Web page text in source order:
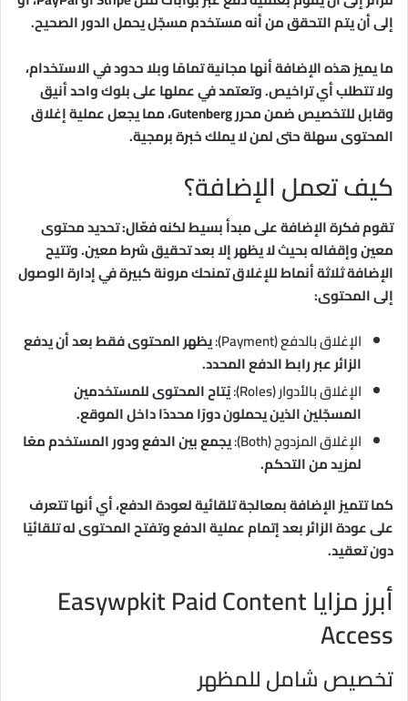
إلى أن يتم التحقق من أنه مستخدم مسجّل يحمل الدور الصحيح.
ما يميز هذه الإضافة أنها مجانية تمامًا وبلا حدود في الاستخدام،
ولا تتطلب أي تراخيص. وتعتمد في عملها على بلوك واحد أنيق
وقابل للتخصيص ضمن محرر Gutenberg، مما يجعل عملية إغلاق
المحتوى سهلة حتى لمن لا يملك خبرة برمجية.
كيف تعمل الإضافة؟
تقوم فكرة الإضافة على مبدأ بسيط لكنه فعّال: تحديد محتوى
معين وإقفاله بحيث لا يظهر إلا بعد تحقيق شرط معين. وتتيح
الإضافة ثلاثة أنماط للإغلاق تمنحك مرونة كبيرة في إدارة الوصول
إلى المحتوى:
الإغلاق بالدفع (Payment):
يظهر المحتوى فقط بعد أن يدفع
الزائر عبر رابط الدفع المحدد.
الإغلاق بالأدوار (Roles):
يُتاح المحتوى للمستخدمين
المسجّلين الذين يحملون دورًا محددًا داخل الموقع.
الإغلاق المزدوج (Both):
يجمع بين الدفع ودور المستخدم معًا
لمزيد من التحكم.
كما تتميز الإضافة بمعالجة تلقائية لعودة الدفع، أي أنها تتعرف
على عودة الزائر بعد إتمام عملية الدفع وتفتح المحتوى له تلقائيًا
دون تعقيد.
أبرز مزايا Easywpkit Paid Content
Access
تخصيص شامل للمظهر